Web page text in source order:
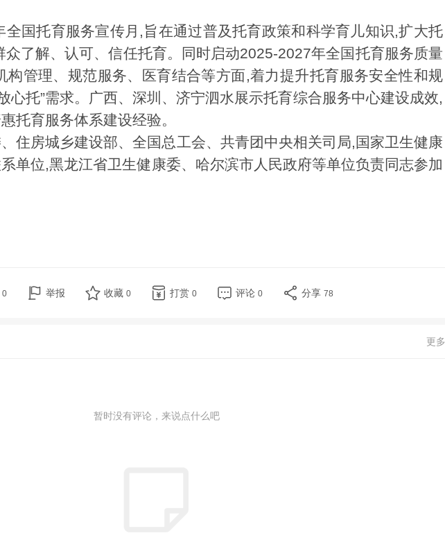
全国托育服务宣传月,旨在通过普及托育政策和科学育儿知识,扩大托
了解、认可、信任托育。同时启动2025-2027年全国托育服务质量
构管理、规范服务、医育结合等方面,着力提升托育服务安全性和规
心托”需求。广西、深圳、济宁泗水展示托育综合服务中心建设成效,
托育服务体系建设经验。
住房城乡建设部、全国总工会、共青团中央相关司局,国家卫生健康
单位,黑龙江省卫生健康委、哈尔滨市人民政府等单位负责同志参加
0 举报 收藏 0 打赏 0 评论 0 分享 78
更多
暂时没有评论，来说点什么吧